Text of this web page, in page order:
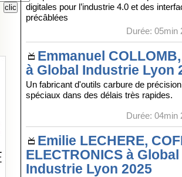
digitales pour l’industrie 4.0 et des
précâblées
Durée: 05min
Emmanuel
à Global Industrie Lyon
Un fabricant d'outils carbure de précision
spéciaux dans des délais très rapides.
Durée: 04min
Emilie LECHERE,
ELECTRONICS à Global
Industrie Lyon 2025